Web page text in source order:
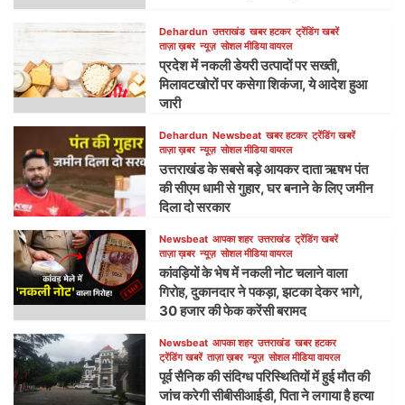
Dehardun उत्तराखंड खबर हटकर ट्रेंडिंग खबरें
ताज़ा ख़बर न्यूज़ सोशल मीडिया वायरल
प्रदेश में नकली डेयरी उत्पादों पर सख्ती,
मिलावटखोरों पर कसेगा शिकंजा, ये आदेश हुआ
जारी
Dehardun Newsbeat खबर हटकर ट्रेंडिंग खबरें
ताज़ा ख़बर न्यूज़ सोशल मीडिया वायरल
उत्तराखंड के सबसे बड़े आयकर दाता ऋषभ पंत
की सीएम धामी से गुहार, घर बनाने के लिए जमीन
दिला दो सरकार
Newsbeat आपका शहर उत्तराखंड ट्रेंडिंग खबरें
ताज़ा ख़बर न्यूज़ सोशल मीडिया वायरल
कांवड़ियों के भेष में नकली नोट चलाने वाला
गिरोह, दुकानदार ने पकड़ा, झटका देकर भागे,
30 हजार की फेक करेंसी बरामद
Newsbeat आपका शहर उत्तराखंड खबर हटकर
ट्रेंडिंग खबरें ताज़ा ख़बर न्यूज़ सोशल मीडिया वायरल
पूर्व सैनिक की संदिग्ध परिस्थितियों में हुई मौत की
जांच करेगी सीबीसीआईडी, पिता ने लगाया है हत्या